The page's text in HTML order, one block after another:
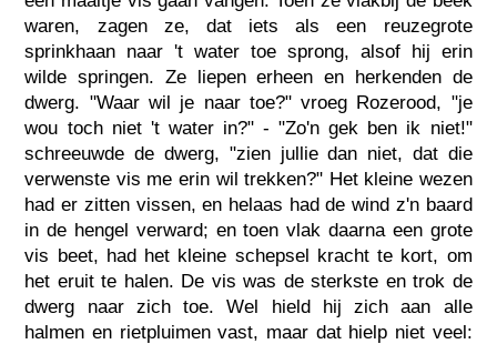
waren, zagen ze, dat iets als een reuzegrote
sprinkhaan naar 't water toe sprong, alsof hij erin
wilde springen. Ze liepen erheen en herkenden de
dwerg. "Waar wil je naar toe?" vroeg Rozerood, "je
wou toch niet 't water in?" - "Zo'n gek ben ik niet!"
schreeuwde de dwerg, "zien jullie dan niet, dat die
verwenste vis me erin wil trekken?" Het kleine wezen
had er zitten vissen, en helaas had de wind z'n baard
in de hengel verward; en toen vlak daarna een grote
vis beet, had het kleine schepsel kracht te kort, om
het eruit te halen. De vis was de sterkste en trok de
dwerg naar zich toe. Wel hield hij zich aan alle
halmen en rietpluimen vast, maar dat hielp niet veel: